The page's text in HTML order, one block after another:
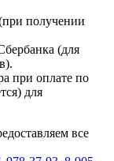
получении
(для
при оплате по
для
все